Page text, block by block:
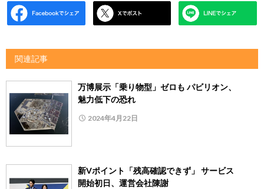
関連記事
万博展示「乗り物型」ゼロも パビリオン、
魅力低下の恐れ
2024年4月22日
新Vポイント「残高確認できず」 サービス
開始初日、運営会社陳謝